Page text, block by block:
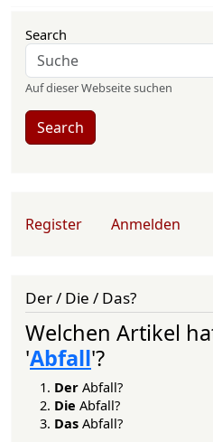
Search
Auf dieser Webseite suchen
Search
User account menu
Register Anmelden
Der / Die / Das?
Welchen Artikel
'Abfall'?
Der Abfall?
Die Abfall?
Das Abfall?